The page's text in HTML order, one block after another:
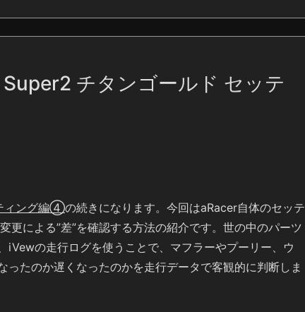
チタンゴールド セッテ
ィング編④の続きになります。今回はaRacer自体のセッテ
更による”差”を確認する方法の紹介です。世の中のパーツ
iVewの走行ログを使うことで、マフラーやプーリー、ウ
たのか遅くなったのかを走行データで客観的に判断しま